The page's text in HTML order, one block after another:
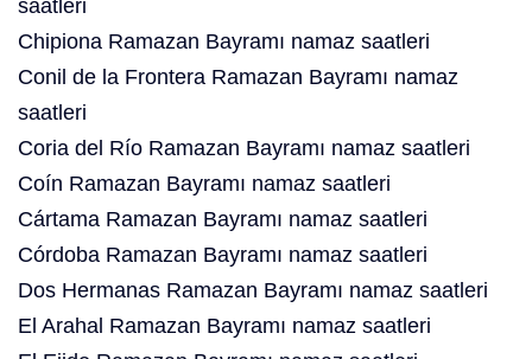
saatleri
Chipiona Ramazan Bayramı namaz saatleri
Conil de la Frontera Ramazan Bayramı namaz
saatleri
Coria del Río Ramazan Bayramı namaz saatleri
Coín Ramazan Bayramı namaz saatleri
Cártama Ramazan Bayramı namaz saatleri
Córdoba Ramazan Bayramı namaz saatleri
Dos Hermanas Ramazan Bayramı namaz saatleri
El Arahal Ramazan Bayramı namaz saatleri